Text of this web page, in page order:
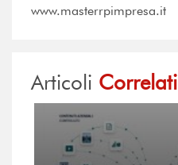
www.masterrpimpresa.it
Articoli Correlati